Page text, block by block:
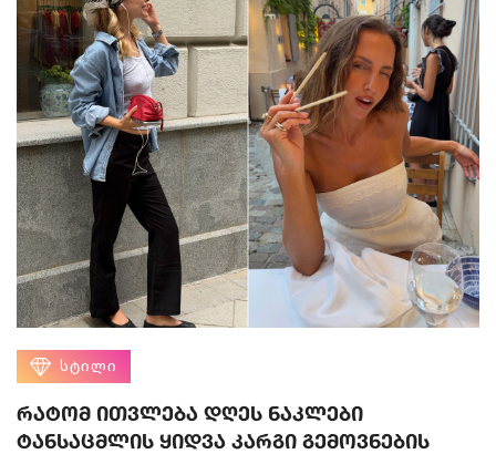
ᲡᲢᲘᲚᲘ
რატომ ითვლება დღეს ნაკლები
ტანსაცმლის ყიდვა კარგი გემოვნების